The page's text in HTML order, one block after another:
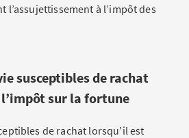
l’assujettissement à l’impôt des
susceptibles de rachat
sur la fortune
de rachat lorsqu’il est